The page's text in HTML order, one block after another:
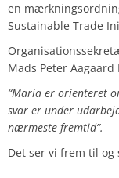
en
Sustainable Trade
Mads Peter
“Maria er orienteret
svar er under
nærmeste fremtid”.
Det ser vi frem til og